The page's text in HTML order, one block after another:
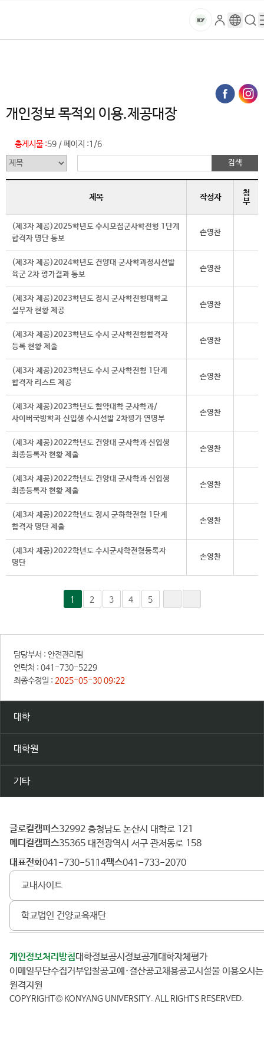
건
학
교
마
로
그
구
글
검
색
뉴개인정보 목적외 이용.제공대장
총게시물 :59 /페이지 :1/6
제목 작성자
첨
부
(제3자 제공)2025학년도 수시모집군사학전형 1단계
합격자 명단 통보
손영찬
(제3자 제공)2024학년도 건양대 군사학과정시선발
육군 2차 평가결과 통보
손영찬
(제3자 제공)2023학년도 정시 군사학전형대학교
실무자 현황 제공
손영찬
(제3자 제공)2023학년도 수시 군사학전형합격자
등록 현황 제출
손영찬
(제3자 제공)2023학년도 수시 군사학전형 1단계
합격자 리스트 제공
손영찬
(제3자 제공)2023학년도 협약대학 군사학과/
사이버국방학과 신입생 수시선발 2차평가 연명부
손영찬
​(제3자 제공)2022학년도 건양대 군사학과 신입생
최종등록자 현황 제출
손영찬
​(제3자 제공)2022학년도 건양대 군사학과 신입생
최종등록자 현황 제출
손영찬
​(제3자 제공)2022학년도 정시 군하학전형 1단계
합격자 명단 제출
손영찬
(제3자 제공)2022학년도 수시군사학전형등록자
명단
손영찬
1 2 3 4 5
담당부서 : 안전관리팀
연락처 : 041-730-5229
최종수정일 : 2025-05-30 09:22
대학
대학원
기타
건
양
대
학
글로컬캠퍼스 32992 충청남도 논산시 대학로 121
메디컬캠퍼스 35365 대전광역시 서구 관저동로 158
대표전화 041-730-5114 팩스 041-733-2070
교내사이트
학교법인 건양교육재단
개인정보처리방침 대학정보공시 정보공개
대학자체평가
이메일무단수집거부
입찰공고 예·결산공고 채용공고 시설물 이용
오시
원격지원
COPYRIGHT© KONYANG UNIVERSITY. ALL RIGHTS RESERVED.